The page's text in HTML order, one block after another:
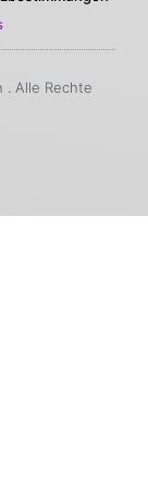
. Alle Rechte